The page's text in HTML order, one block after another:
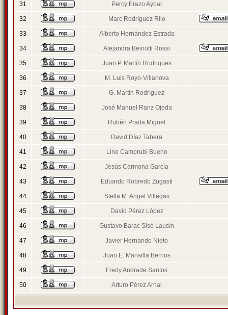
31 Percy Erazo Aybar
32 Marc Rodríguez Rilo
33 Alberto Hernández Estrada
34 Alejandra Beinotti Rossi
35 Juan P. Martín Rodrigues
36 M. Luis Royo-Villanova
37 G. Martín Rodríguez
38 José Manuel Ranz Ojeda
39 Rubén Prada Miguel
40 David Díaz Tabera
41 Lino Camprubí Bueno
42 Jesús Carmona García
43 Eduardo Robredo Zugasti
44 Stella M. Angel Villegas
45 David Pérez López
46 Gustavo Barac Sisó Lausín
47 Javier Hernando Nieto
48 Juan E. Mansilla Berrios
49 Fredy Andrade Santos
50 Arturo Pérez Arnal